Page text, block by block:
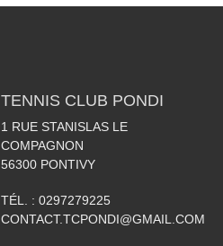
TENNIS CLUB PONDI
1 RUE STANISLAS LE
COMPAGNON
56300 PONTIVY
TÉL. : 0297279225
CONTACT.TCPONDI@GMAIL.COM